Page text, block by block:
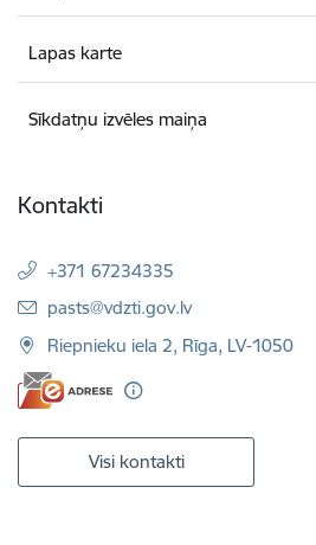
Lapas karte
Sīkdatņu izvēles maiņa
Kontakti
+371 67234335
E-pasts:
pasts@vdzti.gov.lv
Riepnieku iela 2, Rīga, LV-1050
Visi kontakti